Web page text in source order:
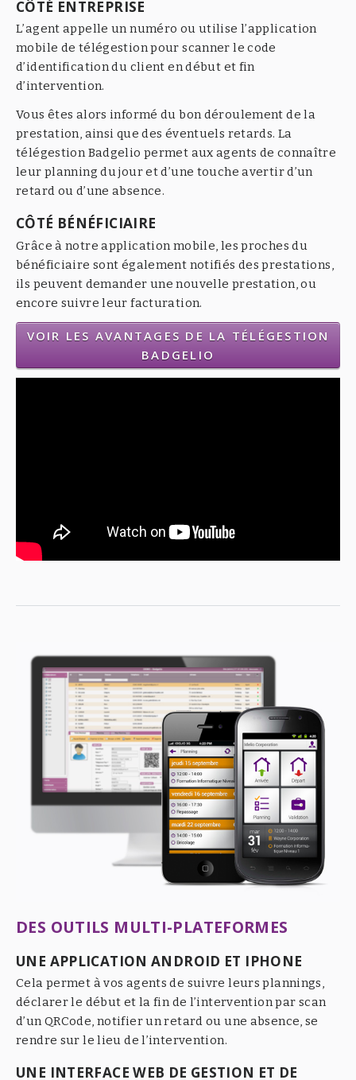
CÔTÉ ENTREPRISE
L’agent appelle un numéro ou utilise l’application
mobile de télégestion pour scanner le code
d’identification du client en début et fin
d’intervention.
Vous êtes alors informé du bon déroulement de la
prestation, ainsi que des éventuels retards. La
télégestion Badgelio permet aux agents de connaître
leur planning du jour et d’une touche avertir d’un
retard ou d’une absence.
CÔTÉ BÉNÉFICIAIRE
Grâce à notre application mobile, les proches du
bénéficiaire sont également notifiés des prestations,
ils peuvent demander une nouvelle prestation, ou
encore suivre leur facturation.
VOIR LES AVANTAGES DE LA TÉLÉGESTION
BADGELIO
DES OUTILS MULTI-PLATEFORMES
UNE APPLICATION ANDROID ET IPHONE
Cela permet à vos agents de suivre leurs plannings,
déclarer le début et la fin de l’intervention par scan
d’un QRCode, notifier un retard ou une absence, se
rendre sur le lieu de l’intervention.
UNE INTERFACE WEB DE GESTION ET DE